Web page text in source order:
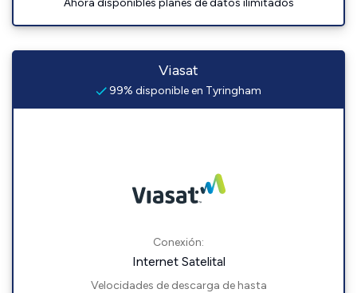
Ahora disponibles planes de datos ilimitados
Viasat
99% disponible en Tyringham
Conexión:
Internet Satelital
Velocidades de descarga de hasta